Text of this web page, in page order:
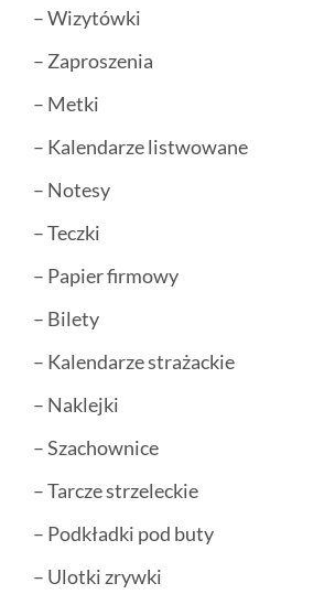
– Wizytówki
– Zaproszenia
– Metki
– Kalendarze listwowane
– Notesy
– Teczki
– Papier firmowy
– Bilety
– Kalendarze strażackie
– Naklejki
– Szachownice
– Tarcze strzeleckie
– Podkładki pod buty
– Ulotki zrywki